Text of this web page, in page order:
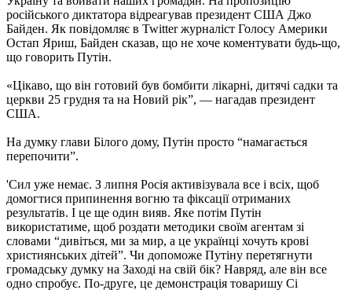
російського диктатора відреагував президент США Джо
Байден. Як повідомляє в Twitter журналіст Голосу Америки
Остап Яриш, Байден сказав, що не хоче коментувати будь-що,
що говорить Путін.
«Цікаво, що він готовий був бомбити лікарні, дитячі садки та
церкви 25 грудня та на Новий рік”, — нагадав президент
США.
На думку глави Білого дому, Путін просто “намагається
перепочити”.
'Сил уже немає. З липня Росія активізувала все і всіх, щоб
домогтися припинення вогню та фіксації отриманих
результатів. І це ще один вияв. Яке потім Путін
використатиме, щоб роздати методики своїм агентам зі
словами “дивіться, ми за мир, а це українці хочуть крові
християнських дітей”. Чи допоможе Путіну перетягнути
громадську думку на Заході на свій бік? Навряд, але він все
одно спробує. По-друге, це демонстрація товаришу Сі